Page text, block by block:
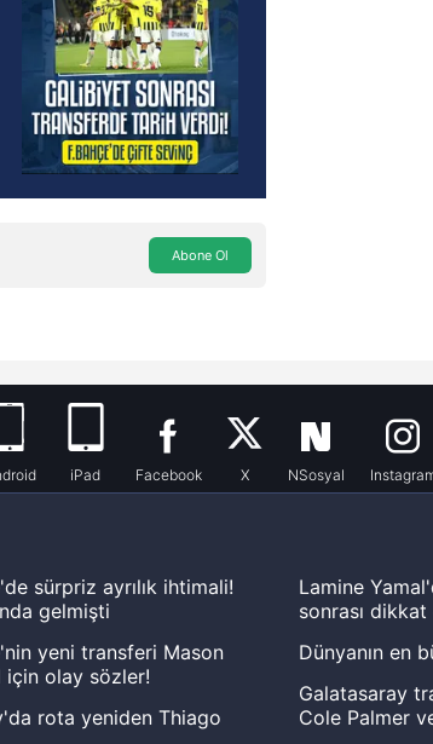
Abone Ol
iPad Facebook X NSosyal
sürpriz ayrılık ihtimali!
gelmişti
yeni transferi Mason
için olay sözler!
rota yeniden Thiago
Lamine
sonrası
Dünyanın en
Galatasaray
Cole Palmer